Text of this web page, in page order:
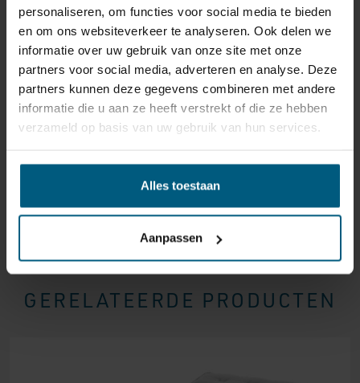
personaliseren, om functies voor social media te bieden
en om ons websiteverkeer te analyseren. Ook delen we
informatie over uw gebruik van onze site met onze
partners voor social media, adverteren en analyse. Deze
partners kunnen deze gegevens combineren met andere
informatie die u aan ze heeft verstrekt of die ze hebben
verzameld op basis van uw gebruik van hun services.
Alles toestaan
Aanpassen
reden ook is, u heeft het recht uw bestelling tot14
dagen na ontvangst zonder opgave van reden te
annuleren. Behandel het product met zorg en zorg
ervoor dat deze bij het retour sturen goed verpakt is.
Mocht het product beschadigd zijn of is de verpakking
meer beschadigd dan nodig, dan kunnen we deze
waardevermindering van het product aan u
GERELATEERDE PRODUCTEN